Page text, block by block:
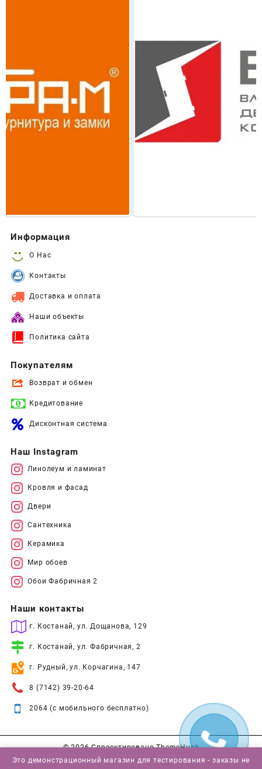
Информация
О Нас
Контакты
Доставка и оплата
Наши объекты
Политика сайта
Покупателям
Возврат и обмен
Кредитование
Дисконтная система
Наш Instagram
Линолеум и ламинат
Кровля и фасад
Двери
Сантехника
Керамика
Мир обоев
Обои Фабричная 2
Наши контакты
г. Костанай, ул. Дощанова, 129
г. Костанай, ул. Фабричная, 2
г. Рудный, ул. Корчагина, 147
8 (7142) 39-20-64
2064 (с мобильного бесплатно)
© 2026Спроектировано ThemeHunk
Это демонстрационный магазин для тестирования - заказы не